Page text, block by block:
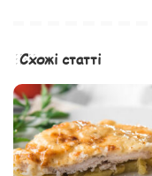
Схожі статті